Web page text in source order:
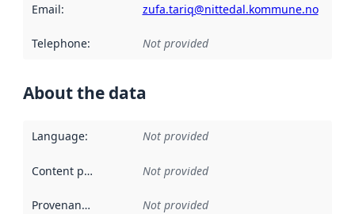
Email: zufa.tariq@nittedal.kommune.no
Telephone: Not provided
About the data
Language: Not provided
Content providers Not provided
Provenance Not provided